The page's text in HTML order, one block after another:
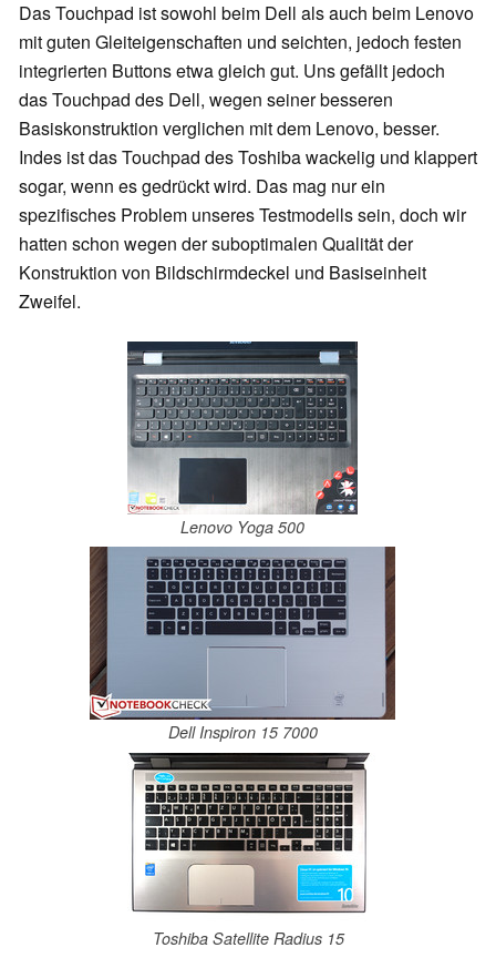
Das Touchpad ist sowohl beim Dell als auch beim Lenovo
mit guten Gleiteigenschaften und seichten, jedoch festen
integrierten Buttons etwa gleich gut. Uns gefällt jedoch
das Touchpad des Dell, wegen seiner besseren
Basiskonstruktion verglichen mit dem Lenovo, besser.
Indes ist das Touchpad des Toshiba wackelig und klappert
sogar, wenn es gedrückt wird. Das mag nur ein
spezifisches Problem unseres Testmodells sein, doch wir
hatten schon wegen der suboptimalen Qualität der
Konstruktion von Bildschirmdeckel und Basiseinheit
Zweifel.
Lenovo Yoga 500
Dell Inspiron 15 7000
Toshiba Satellite Radius 15